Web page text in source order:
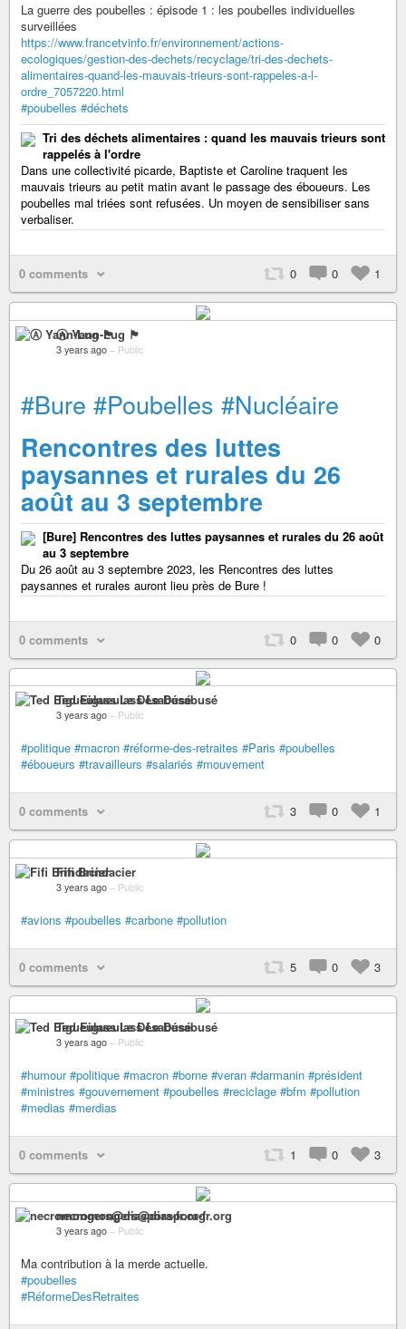
La guerre des poubelles : épisode 1 : les poubelles individuelles
surveillées
https://www.francetvinfo.fr/environnement/actions-
ecologiques/gestion-des-dechets/recyclage/tri-des-dechets-
alimentaires-quand-les-mauvais-trieurs-sont-rappeles-a-l-
ordre_7057220.html
#poubelles #déchets
Tri des déchets alimentaires : quand les mauvais trieurs sont
rappelés à l'ordre
Dans une collectivité picarde, Baptiste et Caroline traquent les
mauvais trieurs au petit matin avant le passage des éboueurs. Les
poubelles mal triées sont refusées. Un moyen de sensibiliser sans
verbaliser.
0 comments 0 0 1
Ⓐ Yann-Lug 🏴
3 years ago – Public
#Bure #Poubelles #Nucléaire
Rencontres des luttes
paysannes et rurales du 26
août au 3 septembre
[Bure] Rencontres des luttes paysannes et rurales du 26 août
au 3 septembre
Du 26 août au 3 septembre 2023, les Rencontres des luttes
paysannes et rurales auront lieu près de Bure !
0 comments 0 0 0
Ted Eigueulass Le Désabusé
3 years ago – Public
#politique #macron #réforme-des-retraites #Paris #poubelles
#éboueurs #travailleurs #salariés #mouvement
0 comments 3 0 1
Fifi Brindacier
3 years ago – Public
#avions #poubelles #carbone #pollution
0 comments 5 0 3
Ted Eigueulass Le Désabusé
3 years ago – Public
#humour #politique #macron #borne #veran #darmanin #président
#ministres #gouvernement #poubelles #reciclage #bfm #pollution
#medias #merdias
0 comments 1 0 3
necromongers@diaspora-fr.org
3 years ago – Public
Ma contribution à la merde actuelle.
#poubelles
#RéformeDesRetraites